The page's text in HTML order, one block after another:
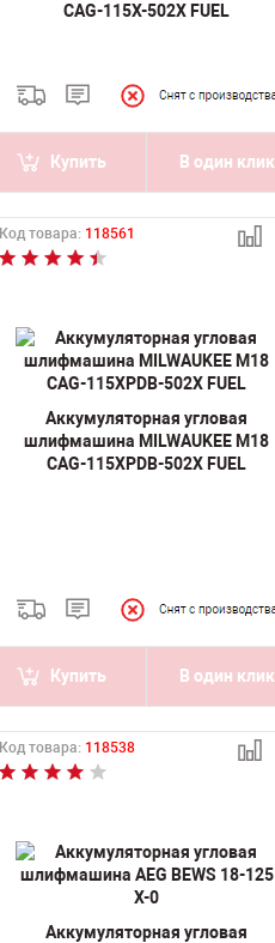
CAG-115X-502X FUEL
Купить В один клик
Код товара: 118561
Аккумуляторная угловая
шлифмашина MILWAUKEE M18
CAG-115XPDB-502X FUEL
Купить В один клик
Код товара: 118538
Аккумуляторная угловая